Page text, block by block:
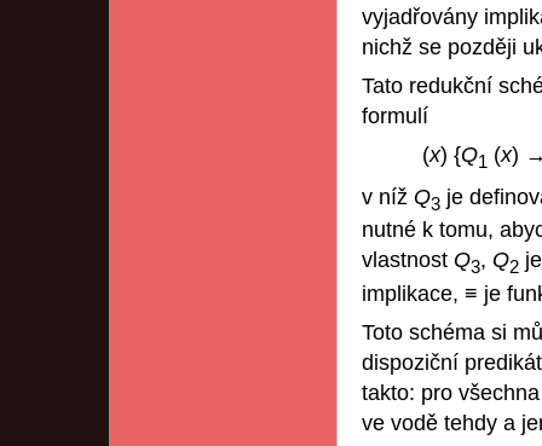
vyjadřovány
nichž se později
Tato redukční
formulí
(x) {Q1 (x)
v níž Q3 je
nutné k tomu,
vlastnost Q3, Q2
implikace, ≡ je
Toto schéma si
dispoziční
takto: pro
ve vodě tehdy a